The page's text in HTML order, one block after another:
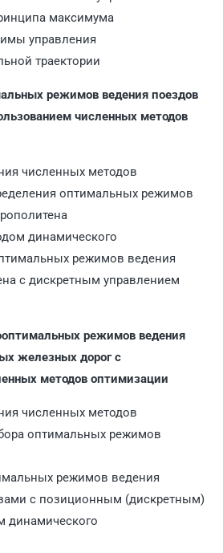
максимума
управления
траектории
режимов ведения поездов
численных методов
численных методов
оптимальных режимов
динамического
режимов ведения
с дискретным управлением
режимов ведения
железных дорог с
методов оптимизации
численных методов
оптимальных режимов
режимов ведения
с позиционным (дискретным)
динамического